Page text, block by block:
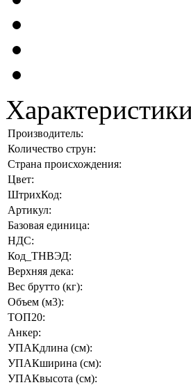
Производитель:
Количество струн:
Страна происхождения:
Цвет:
ШтрихКод:
Артикул:
Базовая единица:
НДС:
Код_ТНВЭД:
Верхняя дека:
Вес брутто (кг):
Объем (м3):
ТОП20:
Анкер:
УПАКдлина (см):
УПАКширина (см):
УПАКвысота (см):